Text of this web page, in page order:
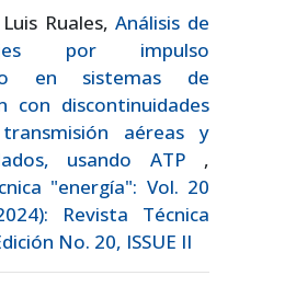
Luis Ruales,Análisis de
por impulso
en sistemas de
con discontinuidades
aéreas y
usando ATP ,
"energía": Vol. 20
Revista Técnica
No. 20, ISSUE II